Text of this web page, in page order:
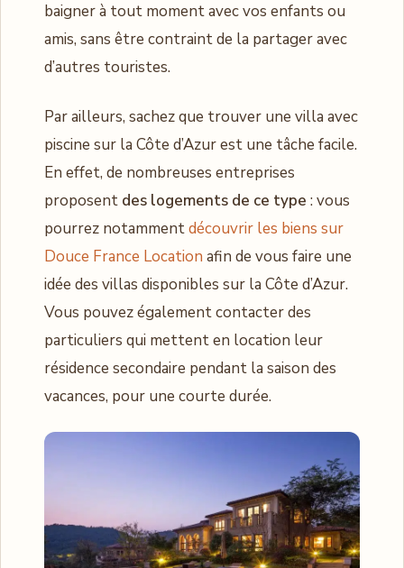
baigner à tout moment avec vos enfants ou
amis, sans être contraint de la partager avec
d’autres touristes.
Par ailleurs, sachez que trouver une villa avec
piscine sur la Côte d’Azur est une tâche facile.
En effet, de nombreuses entreprises
proposent des logements de ce type : vous
pourrez notammentdécouvrir les biens sur
Douce France Location afin de vous faire une
idée des villas disponibles sur la Côte d’Azur.
Vous pouvez également contacter des
particuliers qui mettent en location leur
résidence secondaire pendant la saison des
vacances, pour une courte durée.